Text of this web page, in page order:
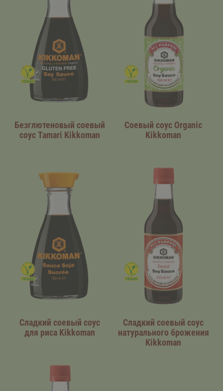
Безглютеновый соевый
соус Tamari Kikkoman
Соевый соус Organic
Kikkoman
Сладкий соевый соус
для риса Kikkoman
Сладкий соевый соус
натурального брожения
Kikkoman